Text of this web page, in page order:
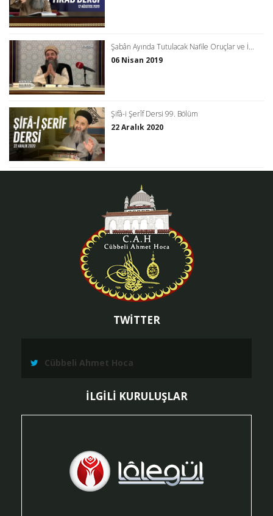
Şabân Ayında Tutulacak Nafile Oruçlar ve İ...
06 Nisan 2019
Şifâ-i Şerîf Dersi 99. Bölüm
22 Aralık 2020
TWİTTER
Cübbeli Ahmet Hoca
İLGİLİ KURULUŞLAR